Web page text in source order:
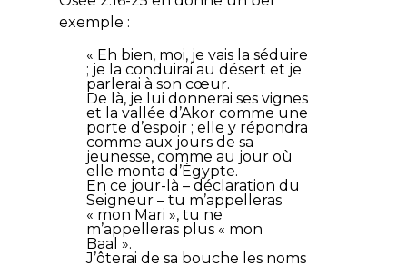
exemple :
« Eh bien, moi, je vais la séduire
; je la conduirai au désert et je
parlerai à son cœur.
De là, je lui donnerai ses vignes
et la vallée d’Akor comme une
porte d’espoir ; elle y répondra
comme aux jours de sa
jeunesse, comme au jour où
elle monta d’Égypte.
En ce jour-là – déclaration du
Seigneur – tu m’appelleras
« mon Mari », tu ne
m’appelleras plus « mon
Baal ».
J’ôterai de sa bouche les noms